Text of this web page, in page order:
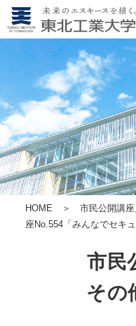
HOME ＞ 市民公開講
座No.554「みんなでセキュ
市民
その